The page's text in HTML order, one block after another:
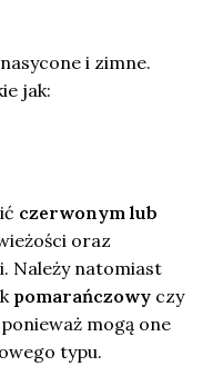
i zimne.
jak:
czerwonym lub
oraz
Należy natomiast
pomarańczowy czy
ponieważ mogą one
typu.